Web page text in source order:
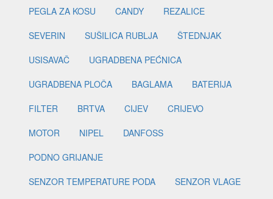
PEGLA ZA KOSU
CANDY
REZALICE
SEVERIN
SUŠILICA RUBLJA
ŠTEDNJAK
USISAVAČ
UGRADBENA PEĆNICA
UGRADBENA PLOČA
BAGLAMA
BATERIJA
FILTER
BRTVA CIJEV
CRIJEVO
MOTOR
NIPEL
DANFOSS
PODNO GRIJANJE
SENZOR TEMPERATURE PODA
SENZOR VLAGE